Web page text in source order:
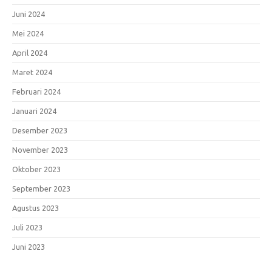
Juni 2024
Mei 2024
April 2024
Maret 2024
Februari 2024
Januari 2024
Desember 2023
November 2023
Oktober 2023
September 2023
Agustus 2023
Juli 2023
Juni 2023